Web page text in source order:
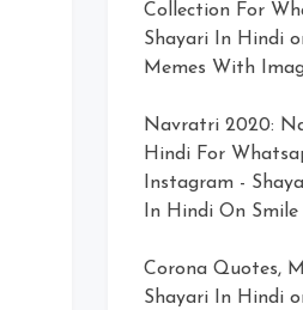
Collection For
Shayari In Hindi
Memes With
Navratri 2020:
Hindi For
Instagram -
In Hindi On
Corona Quotes,
Shayari In Hindi